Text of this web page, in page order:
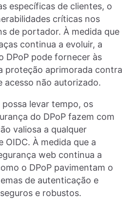
específicas de clientes, o
críticas nos
de portador. À medida que
continua a evoluir, a
DPoP pode fornecer às
proteção aprimorada contra
acesso não autorizado.
levar tempo, os
do DPoP fazem com
valiosa a qualquer
OIDC. À medida que a
web continua a
o DPoP pavimentam o
de autenticação e
e robustos.